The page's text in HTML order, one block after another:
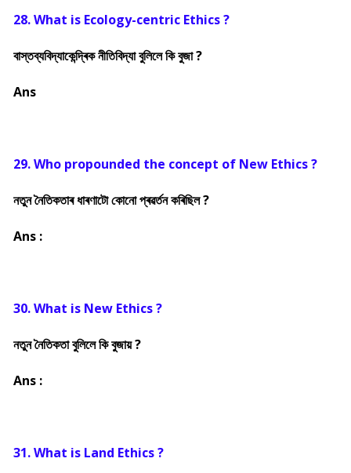
28. What is Ecology-centric Ethics ?
বাস্তব্যবিদ্যাকেন্দ্ৰিক নীতিবিদ্যা বুলিলে কি বুজা ?
Ans
29. Who propounded the concept of New Ethics ?
নতুন নৈতিকতাৰ ধাৰণাটো কোনো প্ৰৱৰ্তন কৰিছিল ?
Ans :
30. What is New Ethics ?
নতুন নৈতিকতা বুলিলে কি বুজায় ?
Ans :
31. What is Land Ethics ?